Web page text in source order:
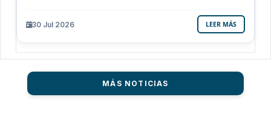
30 Jul 2026 LEER MÁS
MÁS NOTICIAS